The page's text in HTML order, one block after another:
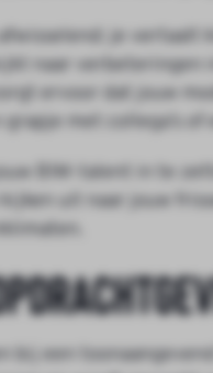
je
naar verbeteringen
ervoor dat jouw
met collega’s
BIM-talent in te
kijken uit naar jouw
bij een